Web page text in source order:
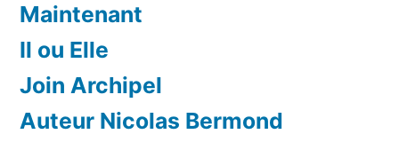
Maintenant
Il ou Elle
Join Archipel
Auteur Nicolas Bermond